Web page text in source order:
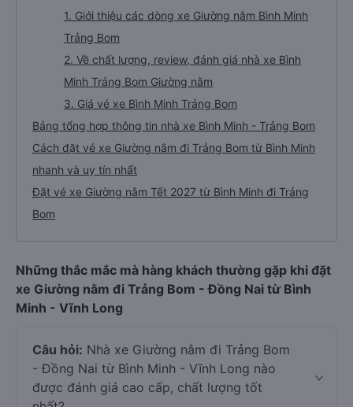
1. Giới thiệu các dòng xe Giường nằm Bình Minh
Trảng Bom
2. Về chất lượng, review, đánh giá nhà xe Bình
Minh Trảng Bom Giường nằm
3. Giá vé xe Bình Minh Trảng Bom
Bảng tổng hợp thông tin nhà xe Bình Minh - Trảng Bom
Cách đặt vé xe Giường nằm đi Trảng Bom từ Bình Minh
nhanh và uy tín nhất
Đặt vé xe Giường nằm Tết 2027 từ Bình Minh đi Trảng
Bom
Những thắc mắc mà hàng khách thường gặp khi đặt
xe Giường nằm đi Trảng Bom - Đồng Nai từ Bình
Minh - Vĩnh Long
Câu hỏi: Nhà xe Giường nằm đi Trảng Bom
- Đồng Nai từ Bình Minh - Vĩnh Long nào
được đánh giá cao cấp, chất lượng tốt